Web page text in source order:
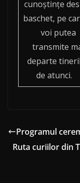
cunoştinţe
baschet, pe
voi putea
transmite
departe
de atunci.
Programul
Ruta curiilor din